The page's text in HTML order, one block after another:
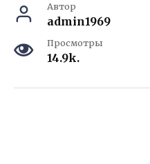
Автор
admin1969
Просмотры
14.9k.